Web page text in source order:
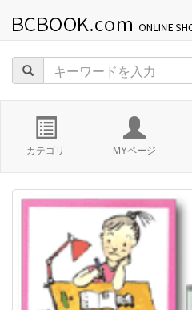
カテゴリ MYページ